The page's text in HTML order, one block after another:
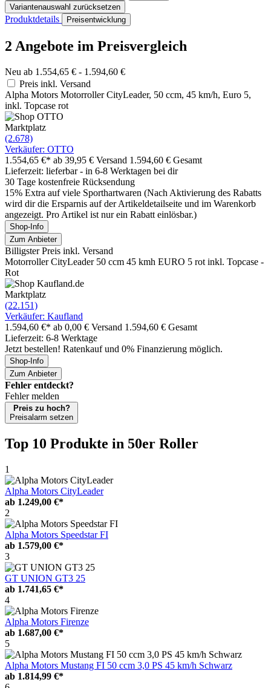
Variantenauswahl zurücksetzen
Produktdetails Preisentwicklung
2 Angebote im Preisvergleich
Neu ab 1.554,65 € - 1.594,60 €
Preis inkl. Versand
Alpha Motors Motorroller CityLeader, 50 ccm, 45 km/h, Euro 5,
inkl. Topcase rot
Marktplatz
(2.678)
Verkäufer: OTTO
1.554,65 €* ab 39,95 € Versand 1.594,60 € Gesamt
Lieferzeit: lieferbar - in 6-8 Werktagen bei dir
30 Tage kostenfreie Rücksendung
15% Extra auf viele Sporthartwaren (Nach Aktivierung des Rabatts
wird dir die Ersparnis auf der Artikeldetailseite und im Warenkorb
angezeigt. Pro Artikel ist nur ein Rabatt einlösbar.)
Shop-Info
Zum Anbieter
Billigster Preis inkl. Versand
Motorroller CityLeader 50 ccm 45 kmh EURO 5 rot inkl. Topcase -
Rot
Marktplatz
(22.151)
Verkäufer: Kaufland
1.594,60 €* ab 0,00 € Versand 1.594,60 € Gesamt
Lieferzeit: 6-8 Werktage
Jetzt bestellen! Ratenkauf und 0% Finanzierung möglich.
Shop-Info
Zum Anbieter
Fehler entdeckt?
Fehler melden
Preis zu hoch?
Preisalarm setzen
Top 10 Produkte in 50er Roller
1
Alpha Motors CityLeader
ab 1.249,00 €*
2
Alpha Motors Speedstar FI
ab 1.579,00 €*
3
GT UNION GT3 25
ab 1.741,65 €*
4
Alpha Motors Firenze
ab 1.687,00 €*
5
Alpha Motors Mustang FI 50 ccm 3,0 PS 45 km/h Schwarz
ab 1.814,99 €*